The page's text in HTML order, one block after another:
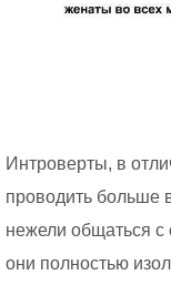
Интроверты, в
проводить больше
нежели общаться с
они полностью